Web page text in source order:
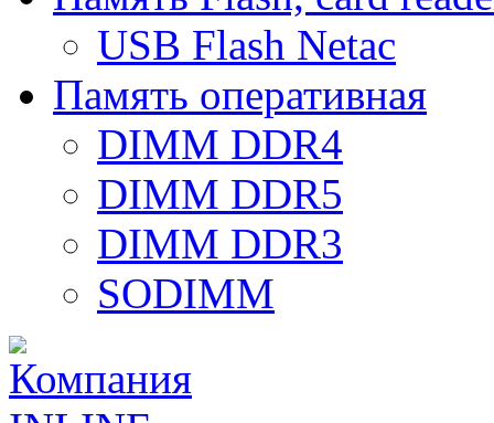
USB Flash Netac
Память оперативная
DIMM DDR4
DIMM DDR5
DIMM DDR3
SODIMM